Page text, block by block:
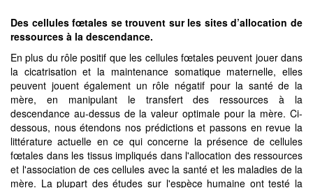
Des cellules fœtales se trouvent sur les sites d’allocation de
ressources à la descendance.
En plus du rôle positif que les cellules fœtales peuvent jouer dans
la cicatrisation et la maintenance somatique maternelle, elles
peuvent jouent également un rôle négatif pour la santé de la
mère, en manipulant le transfert des ressources à la
descendance au-dessus de la valeur optimale pour la mère. Ci-
dessous, nous étendons nos prédictions et passons en revue la
littérature actuelle en ce qui concerne la présence de cellules
fœtales dans les tissus impliqués dans l'allocation des ressources
et l'association de ces cellules avec la santé et les maladies de la
mère. La plupart des études sur l'espèce humaine ont testé la